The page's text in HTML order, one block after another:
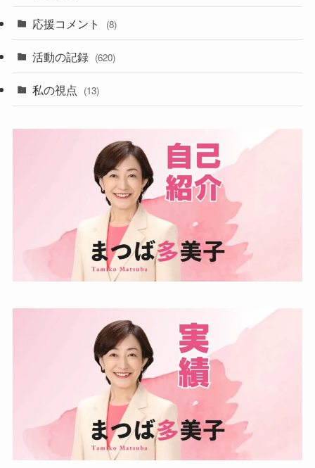
応援コメント (8)
活動の記録 (620)
私の視点 (13)